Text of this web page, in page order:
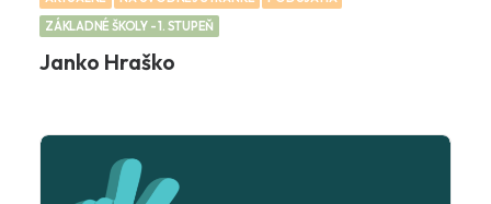
ZÁKLADNÉ ŠKOLY - 1. STUPEŇ
Janko Hraško